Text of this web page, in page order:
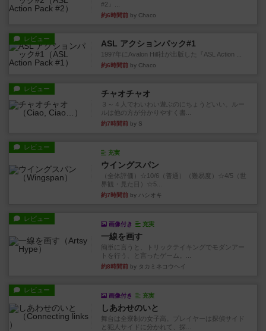
#2』...
約6時間前 by Chaco
レビュー ASL アクションパック#1
1997年にAvalon Hill社が出版した『ASL Action ...
約6時間前 by Chaco
レビュー チャオチャオ
３～４人でわいわい遊ぶのにちょうどいい。ルー
ルは他の方が分かりやすく書...
約7時間前 by S
レビュー
充実
ウイングスパン
（全体評価）☆10/6（普通）（難易度）☆4/5（世
界観・見た目）☆5...
約7時間前 by ハシオキ
レビュー
画像付き 充実
一線を画す
簡単に言うと、トリックテイキングでモダンアー
トを行う、と言ったゲーム。...
約8時間前 by タカミネコウヘイ
レビュー
画像付き 充実
しあわせのいと
舞台は全寮制の女子高。プレイヤーは探偵サイド
と犯人サイドに分かれて、探...